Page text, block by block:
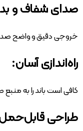
صدای شفاف و
خروجی دقیق و واضح صدا
راه‌اندازی آسان:
کافی است باند را به
طراحی